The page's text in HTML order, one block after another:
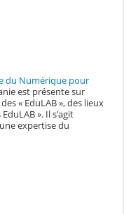
du Numérique pour
est présente sur
« EduLAB », des lieux
». Il s'agit
expertise du